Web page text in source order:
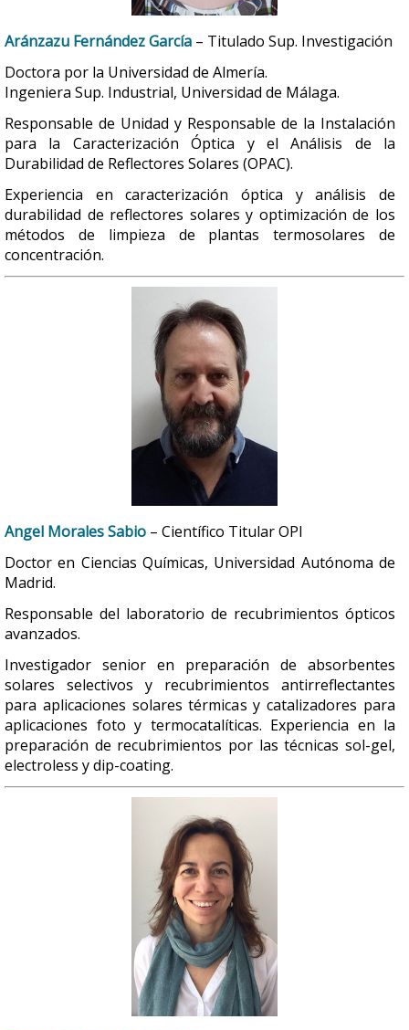
Aránzazu Fernández García – Titulado Sup. Investigación
Doctora por la Universidad de Almería.
Ingeniera Sup. Industrial, Universidad de Málaga.
Responsable de Unidad y Responsable de la Instalación
para la Caracterización Óptica y el Análisis de la
Durabilidad de Reflectores Solares (OPAC).
Experiencia en caracterización óptica y análisis de
durabilidad de reflectores solares y optimización de los
métodos de limpieza de plantas termosolares de
concentración.
Angel Morales Sabio – Científico Titular OPI
Doctor en Ciencias Químicas, Universidad Autónoma de
Madrid.
Responsable del laboratorio de recubrimientos ópticos
avanzados.
Investigador senior en preparación de absorbentes
solares selectivos y recubrimientos antirreflectantes
para aplicaciones solares térmicas y catalizadores para
aplicaciones foto y termocatalíticas. Experiencia en la
preparación de recubrimientos por las técnicas sol-gel,
electroless y dip-coating.